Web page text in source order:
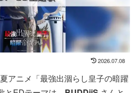
2026.07.08
アニメ「最強出涸らし皇子の暗躍